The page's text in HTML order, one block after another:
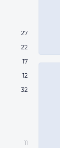
27
22
17
12
32
11